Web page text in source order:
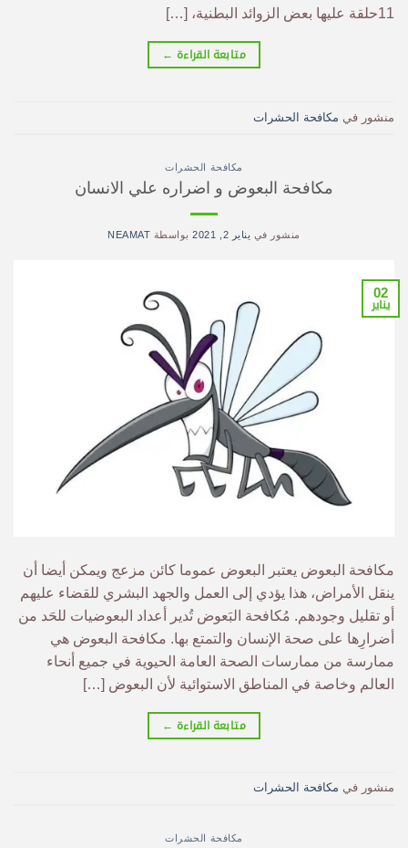
11حلقة عليها بعض الزوائد البطنية، […]
متابعة القراءة ←
منشور في مكافحة الحشرات
مكافحة الحشرات
مكافحة البعوض و اضراره علي الانسان
منشور في يناير 2, 2021 بواسطة NEAMAT
02
يناير
مكافحة البعوض يعتبر البعوض عموما كائن مزعج ويمكن أيضا أن
ينقل الأمراض، هذا يؤدي إلى العمل والجهد البشري للقضاء عليهم
أو تقليل وجودهم. مُكافحة البَعوض تُدير أعداد البعوضيات للحَد من
أضرارِها على صحة الإنسان والتمتع بها. مكافحة البعوض هي
ممارسة من ممارسات الصحة العامة الحيوية في جميع أنحاء
العالم وخاصة في المناطق الاستوائية لأن البعوض […]
متابعة القراءة ←
منشور في مكافحة الحشرات
مكافحة الحشرات